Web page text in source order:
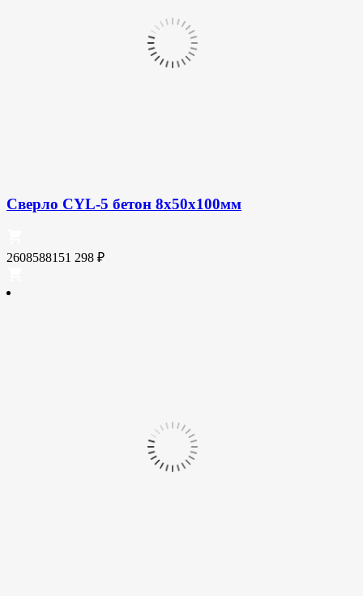
Сверло CYL-5 бетон 8x50x100мм
2608588151 298 ₽